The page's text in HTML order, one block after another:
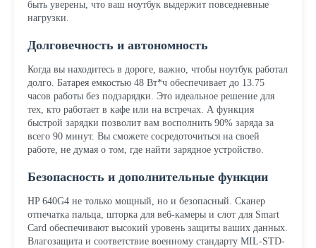
быть уверены, что ваш ноутбук выдержит повседневные
нагрузки.
Долговечность и автономность
Когда вы находитесь в дороге, важно, чтобы ноутбук работал
долго. Батарея емкостью 48 Вт*ч обеспечивает до 13.75
часов работы без подзарядки. Это идеальное решение для
тех, кто работает в кафе или на встречах. А функция
быстрой зарядки позволит вам восполнить 90% заряда за
всего 90 минут. Вы сможете сосредоточиться на своей
работе, не думая о том, где найти зарядное устройство.
Безопасность и дополнительные функции
HP 640G4 не только мощный, но и безопасный. Сканер
отпечатка пальца, шторка для веб-камеры и слот для Smart
Card обеспечивают высокий уровень защиты ваших данных.
Влагозащита и соответствие военному стандарту MIL-STD-